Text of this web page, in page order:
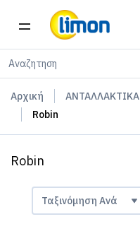
Αρχική ΑΝΤΑΛΛΑΚΤΙΚΑ
Robin
Robin